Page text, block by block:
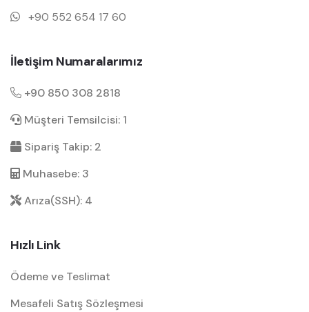
+90 552 654 17 60
İletişim Numaralarımız
+90 850 308 2818
Müşteri Temsilcisi: 1
Sipariş Takip: 2
Muhasebe: 3
Arıza(SSH): 4
Hızlı Link
Ödeme ve Teslimat
Mesafeli Satış Sözleşmesi